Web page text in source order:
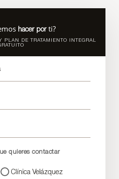
hacer porti?
PLAN DE TRATAMIENTO INTEGRAL
quieres contactar
Clínica Velázquez